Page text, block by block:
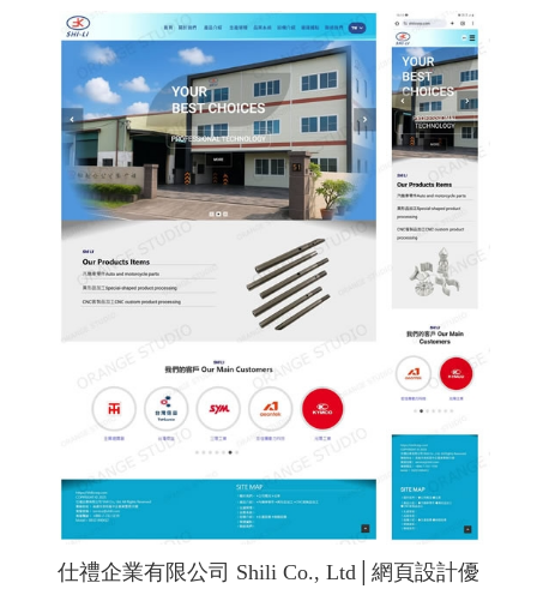
仕禮企業有限公司 Shili Co., Ltd│網頁設計優